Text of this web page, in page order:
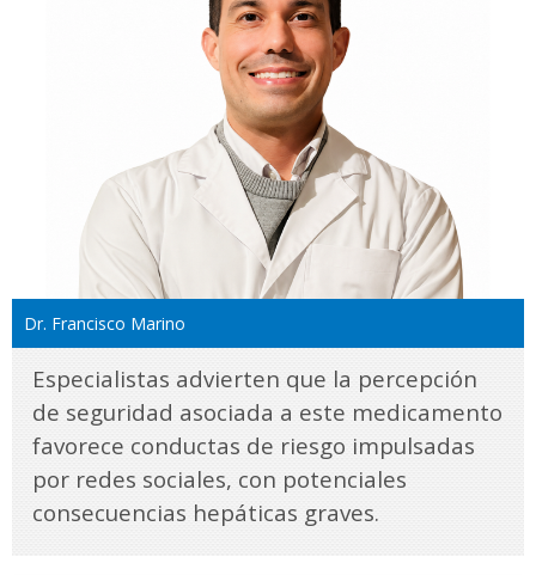
Dr. Francisco Marino
Especialistas advierten que la percepción
de seguridad asociada a este medicamento
favorece conductas de riesgo impulsadas
por redes sociales, con potenciales
consecuencias hepáticas graves.